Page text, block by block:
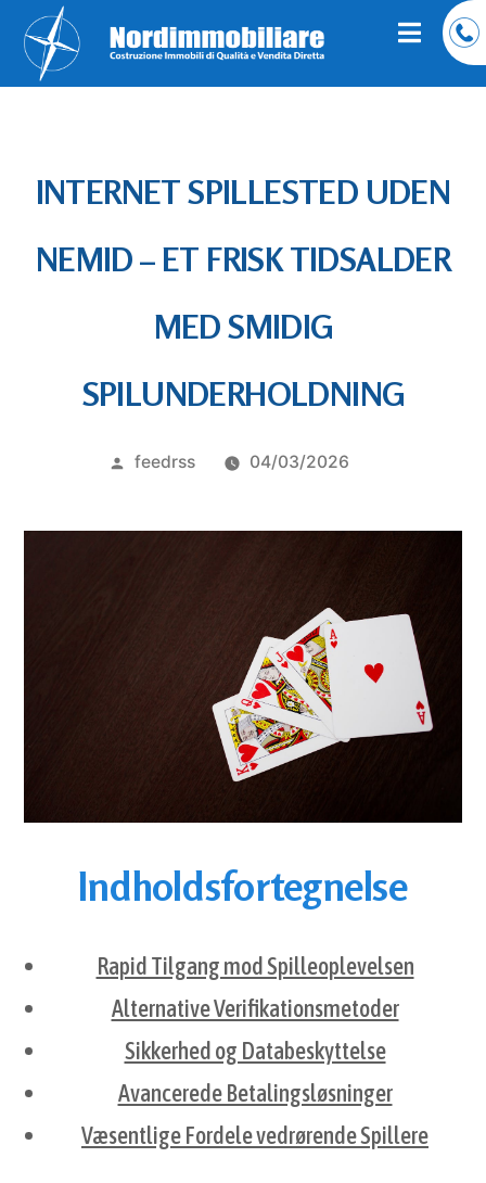
INTERNET SPILLESTED UDEN
NEMID – ET FRISK TIDSALDER
MED SMIDIG
SPILUNDERHOLDNING
Pubblicato
feedrss 04/03/2026
Indholdsfortegnelse
Rapid Tilgang mod Spilleoplevelsen
Alternative Verifikationsmetoder
Sikkerhed og Databeskyttelse
Avancerede Betalingsløsninger
Væsentlige Fordele vedrørende Spillere